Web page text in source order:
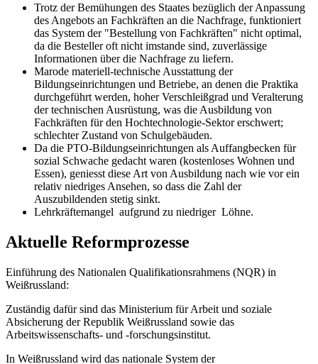
Trotz der Bemühungen des Staates bezüglich der Anpassung
des Angebots an Fachkräften an die Nachfrage, funktioniert
das System der "Bestellung von Fachkräften" nicht optimal,
da die Besteller oft nicht imstande sind, zuverlässige
Informationen über die Nachfrage zu liefern.
Marode materiell-technische Ausstattung der
Bildungseinrichtungen und Betriebe, an denen die Praktika
durchgeführt werden, hoher Verschleißgrad und Veralterung
der technischen Ausrüstung, was die Ausbildung von
Fachkräften für den Hochtechnologie-Sektor erschwert;
schlechter Zustand von Schulgebäuden.
Da die PTO-Bildungseinrichtungen als Auffangbecken für
sozial Schwache gedacht waren (kostenloses Wohnen und
Essen), geniesst diese Art von Ausbildung nach wie vor ein
relativ niedriges Ansehen, so dass die Zahl der
Auszubildenden stetig sinkt.
Lehrkräftemangel aufgrund zu niedriger Löhne.
Aktuelle Reformprozesse
Einführung des Nationalen Qualifikationsrahmens (NQR) in
Weißrussland:
Zuständig dafür sind das Ministerium für Arbeit und soziale
Absicherung der Republik Weißrussland sowie das
Arbeitswissenschafts- und -forschungsinstitut.
In Weißrussland wird das nationale System der